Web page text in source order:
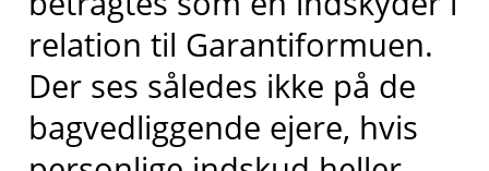
relation til Garantiformuen.
Der ses således ikke på de
bagvedliggende ejere, hvis